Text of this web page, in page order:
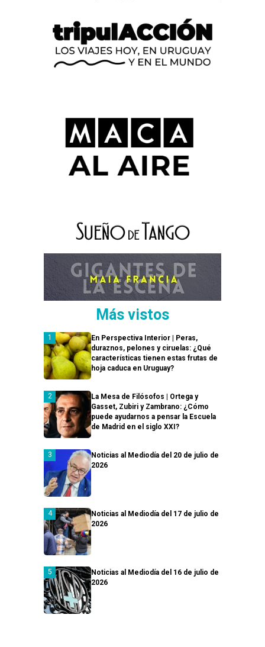
Más vistos
En Perspectiva Interior | Peras,
duraznos, pelones y ciruelas: ¿Qué
características tienen estas frutas de
hoja caduca en Uruguay?
La Mesa de Filósofos | Ortega y
Gasset, Zubiri y Zambrano: ¿Cómo
puede ayudarnos a pensar la Escuela
de Madrid en el siglo XXI?
Noticias al Mediodía del 20 de julio de
2026
Noticias al Mediodía del 17 de julio de
2026
Noticias al Mediodía del 16 de julio de
2026